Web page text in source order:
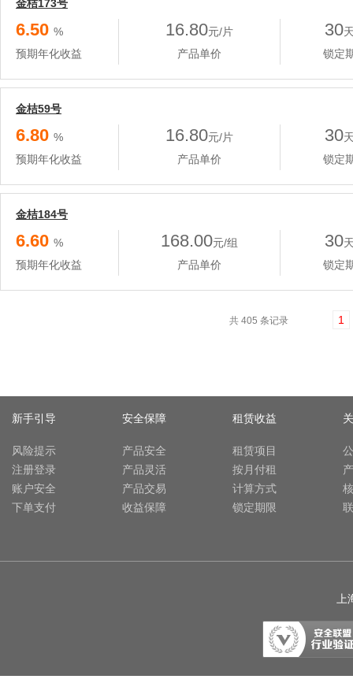
金桔173号
6.50 %
预期年化收益
16.80元/片
产品单价
30
锁定
金桔59号
6.80 %
预期年化收益
16.80元/片
产品单价
30
锁定
金桔184号
6.60 %
预期年化收益
168.00元/组
产品单价
30
锁定
共 405 条记录 1
新手引导
风险提示
注册登录
账户安全
下单支付
安全保障
产品安全
产品灵活
产品交易
收益保障
租赁收益
租赁项目
按月付租
计算方式
锁定期限